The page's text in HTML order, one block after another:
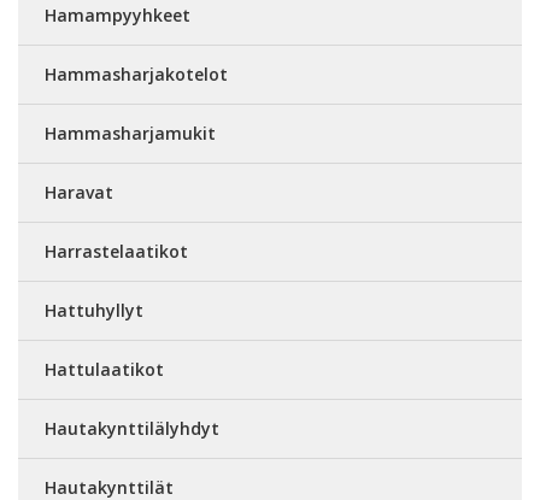
Hamampyyhkeet
Hammasharjakotelot
Hammasharjamukit
Haravat
Harrastelaatikot
Hattuhyllyt
Hattulaatikot
Hautakynttilälyhdyt
Hautakynttilät